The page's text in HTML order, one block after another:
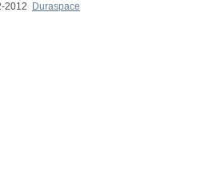
2012
Duraspace